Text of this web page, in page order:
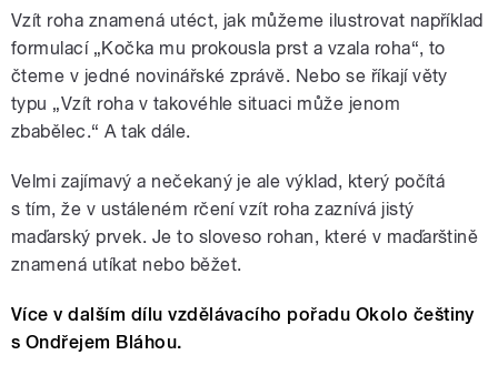
Vzít roha znamená utéct, jak můžeme ilustrovat například
formulací „Kočka mu prokousla prst a vzala roha“, to
čteme v jedné novinářské zprávě. Nebo se říkají věty
typu „Vzít roha v takovéhle situaci může jenom
zbabělec.“ A tak dále.
Velmi zajímavý a nečekaný je ale výklad, který počítá
s tím, že v ustáleném rčení vzít roha zaznívá jistý
maďarský prvek. Je to sloveso rohan, které v maďarštině
znamená utíkat nebo běžet.
Více v dalším dílu vzdělávacího pořadu Okolo češtiny
s Ondřejem Bláhou.